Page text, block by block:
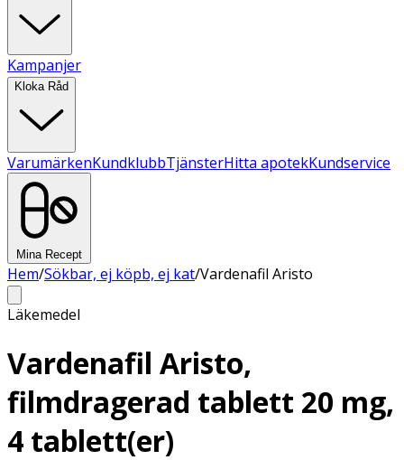
Kampanjer
Kloka Råd
VarumärkenKundklubbTjänsterHitta apotekKundservice
Mina Recept
Hem/Sökbar, ej köpb, ej kat/Vardenafil Aristo
Läkemedel
Vardenafil Aristo,
filmdragerad tablett 20 mg,
4 tablett(er)